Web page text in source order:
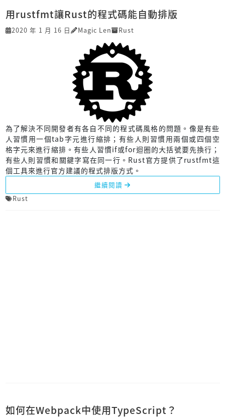
用rustfmt讓Rust的程式碼能自動排版
2020 年 1 月 16 日 Magic Len Rust
為了解決不同開發者有各自不同的程式碼風格的問題。像是有些
人習慣用一個tab字元進行縮排；有些人則習慣用兩個或四個空
格字元來進行縮排。有些人習慣if或for迴圈的大括號要先換行；
有些人則習慣和關鍵字寫在同一行。Rust官方提供了rustfmt這
個工具來進行官方建議的程式排版方式。
繼續閱讀
Rust
如何在Webpack中使用TypeScript？